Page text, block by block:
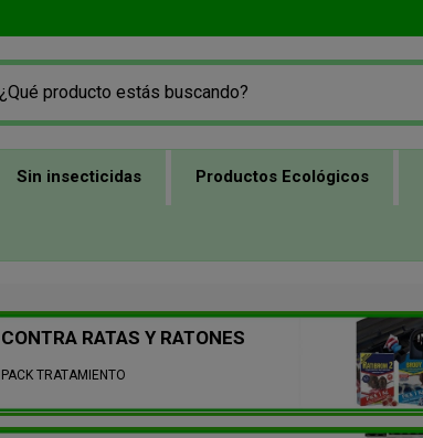
Sin insecticidas Productos Ecológicos
CONTRA RATAS Y RATONES
PACK TRATAMIENTO